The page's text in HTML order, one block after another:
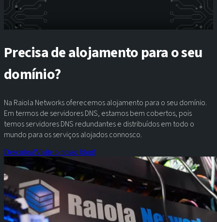
Precisa de alojamento para o seu
domínio?
Na Raiola Networks oferecemos alojamento para o seu domínio.
Em termos de servidores DNS, estamos bem cobertos, pois
temos servidores DNS redundantes e distribuídos em todo o
mundo para os serviços alojados connosco.
Descubra!Visite o nosso blog!